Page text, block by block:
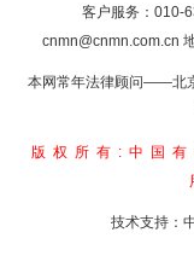
客户服务：010-
cnmn@cnmn.com.cn
本网常年法律顾问——北
版权所有:中国有
技术支持：